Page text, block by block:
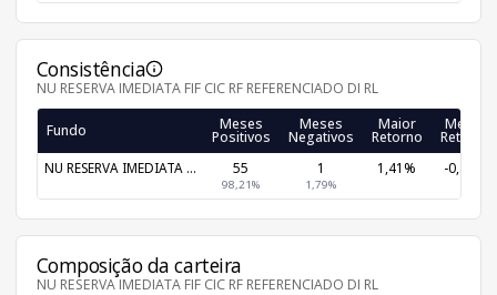
Consistência
NU RESERVA IMEDIATA FIF CIC RF REFERENCIADO DI RL
Fundo Meses
Positivos
Meses
Negativos
Maior
Retorno
Menor
Retorno
NU RESERVA IMEDIATA ... 55
98,21%
1
1,79%
1,41% -0,35%
Composição da carteira
NU RESERVA IMEDIATA FIF CIC RF REFERENCIADO DI RL